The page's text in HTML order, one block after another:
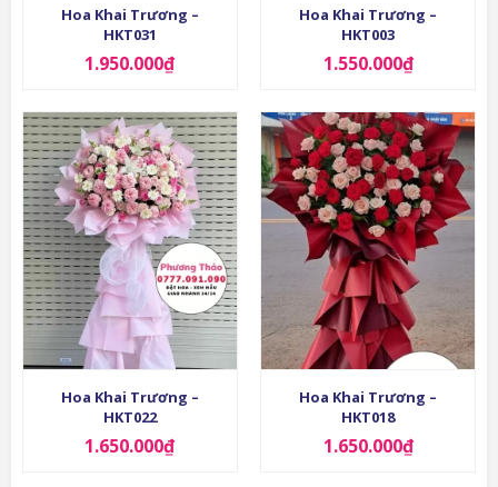
Hoa Khai Trương –
HKT031
1.950.000₫
Hoa Khai Trương –
HKT003
1.550.000₫
Hoa Khai Trương –
HKT022
1.650.000₫
Hoa Khai Trương –
HKT018
1.650.000₫